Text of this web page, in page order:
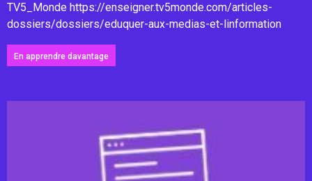
TV5_Monde https://enseigner.tv5monde.com/articles-
dossiers/dossiers/eduquer-aux-medias-et-linformation
En apprendre davantage